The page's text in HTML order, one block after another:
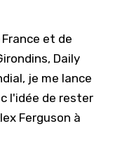
et de
Daily
je me lance
l'idée de rester
Ferguson à